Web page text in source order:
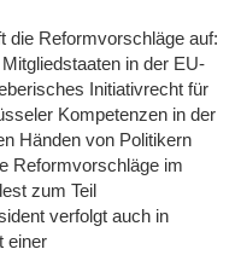
die Reformvorschläge auf:
in der EU-
Initiativrecht für
Kompetenzen in der
Händen von Politikern
Reformvorschläge im
zum Teil
verfolgt auch in
einer